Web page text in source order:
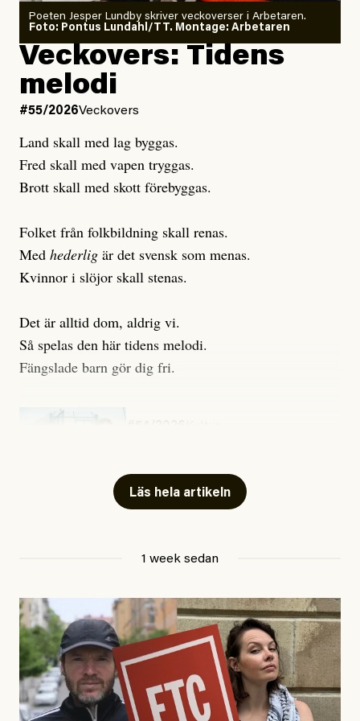
Publicerad6 August, 2026
Uppdaterad7 August, 2026
Joel Kellgren
Publicerad3 August, 2026
Uppdaterad3 August, 2026
Poeten Jesper Lundby skriver veckoverser i Arbetaren.
Foto: Pontus Lundahl/TT. Montage: Arbetaren
Veckovers: Tidens
melodi
#55/2026Veckovers
Land skall med lag byggas.
Fred skall med vapen tryggas.
Brott skall med skott förebyggas.
Folket från folkbildning skall renas.
Med hederlig är det svensk som menas.
Kvinnor i slöjor skall stenas.
Det är alltid dom, aldrig vi.
Så spelas den här tidens melodi.
Fängslade barn gör dig fri.
Läs hela artikeln
1 week sedan